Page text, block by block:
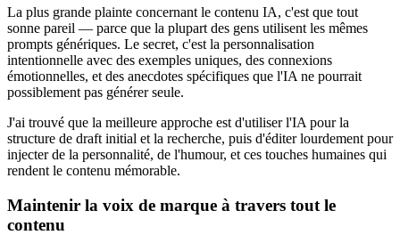
La plus grande plainte concernant le contenu IA, c'est que tout
sonne pareil — parce que la plupart des gens utilisent les mêmes
prompts génériques. Le secret, c'est la personnalisation
intentionnelle avec des exemples uniques, des connexions
émotionnelles, et des anecdotes spécifiques que l'IA ne pourrait
possiblement pas générer seule.
J'ai trouvé que la meilleure approche est d'utiliser l'IA pour la
structure de draft initial et la recherche, puis d'éditer lourdement pour
injecter de la personnalité, de l'humour, et ces touches humaines qui
rendent le contenu mémorable.
Maintenir la voix de marque à travers tout le
contenu